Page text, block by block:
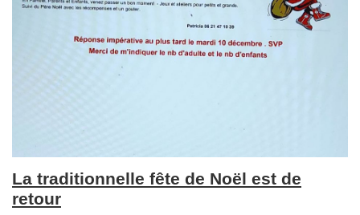
La traditionnelle fête de Noël est de
retour